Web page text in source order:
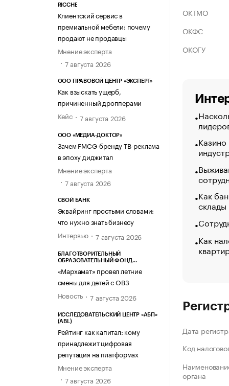
RICCHE
Клиентский сервис в
премиальной мебели: почему
продают не продавцы
Мнение эксперта
7 августа 2026
ООО ПРАВОВОЙ ЦЕНТР «ЭКСПЕРТ»
Как взыскать ущерб,
причиненный дропперами
Кейс
7 августа 2026
ООО «МЕДИА-ДОКТОР»
Зачем FMCG-бренду ТВ-реклама
в эпоху диджитал
Мнение эксперта
7 августа 2026
СВОЙ БАНК
Эквайринг простыми словами:
что нужно знать бизнесу
Интервью
7 августа 2026
БЛАГОТВОРИТЕЛЬНЫЙ
ОБРАЗОВАТЕЛЬНЫЙ ФОНД
«Мархамат» провел летние
смены для детей с ОВЗ
Новость
7 августа 2026
ИССЛЕДОВАТЕЛЬСКИЙ ЦЕНТР «АБП»
(ABL)
Рейтинг как капитал: кому
принадлежит цифровая
репутация на платформах
Мнение эксперта
7 августа 2026
ОКТМО
ОКФС
ОКОГУ
Как
склады
Как
Дата
Код
органа